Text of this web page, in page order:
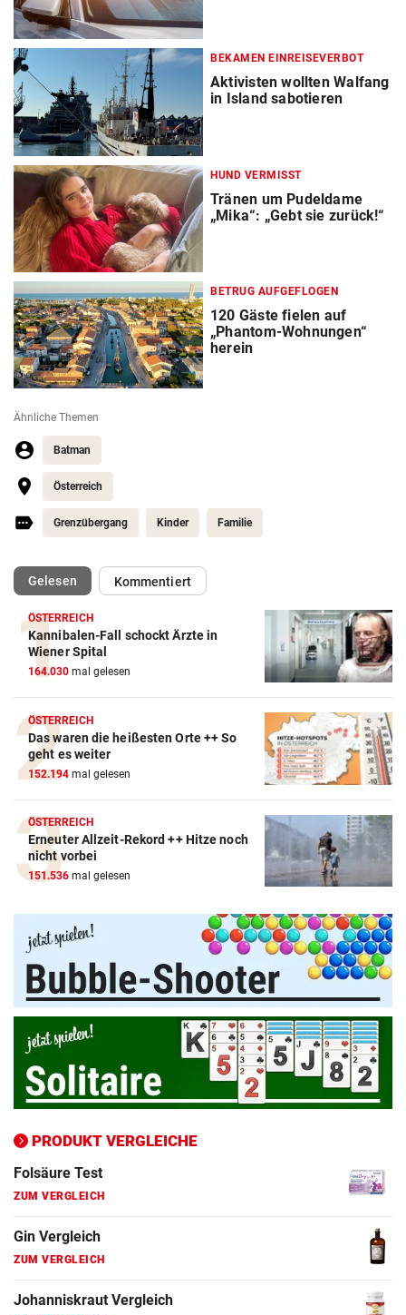
BEKAMEN EINREISEVERBOT
Aktivisten wollten Walfang
in Island sabotieren
HUND VERMISST
Tränen um Pudeldame
„Mika“: „Gebt sie zurück!“
BETRUG AUFGEFLOGEN
120 Gäste fielen auf
„Phantom-Wohnungen“
herein
Ähnliche Themen
Batman
Österreich
Grenzübergang Kinder Familie
Gelesen(ausgewählt)Kommentiert
ÖSTERREICH
Kannibalen-Fall schockt Ärzte in
Wiener Spital
164.030 mal gelesen
ÖSTERREICH
Das waren die heißesten Orte ++ So
geht es weiter
152.194 mal gelesen
ÖSTERREICH
Erneuter Allzeit-Rekord ++ Hitze noch
nicht vorbei
151.536 mal gelesen
PRODUKT VERGLEICHE
Blutdruckmessgerät Vergleich
ZUM VERGLEICH
Duschkopf Vergleich
ZUM VERGLEICH
Elektrische Zahnbürste Vergleich
ZUM VERGLEICH
Epilierer Vergleich
ZUM VERGLEICH
Fitbit Vergleich
ZUM VERGLEICH
Folsäure Test
ZUM VERGLEICH
Gin Vergleich
ZUM VERGLEICH
Johanniskraut Vergleich